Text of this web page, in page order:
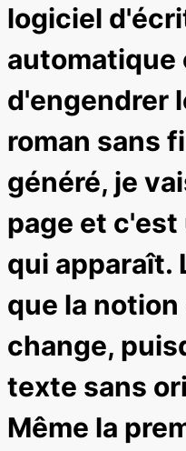
logiciel
automatique
d'engendrer
roman sans
généré, je
page et
qui apparaît.
que la
change,
texte sans
Même la